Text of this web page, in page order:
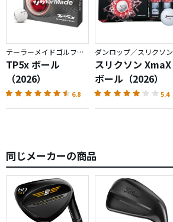
テーラーメイドゴルフ／TP5
TP5x ボール
（2026）
6.8
ダンロップ／スリクソン
スリクソン XmaX
ボール（2026）
5.4
同じメーカーの商品